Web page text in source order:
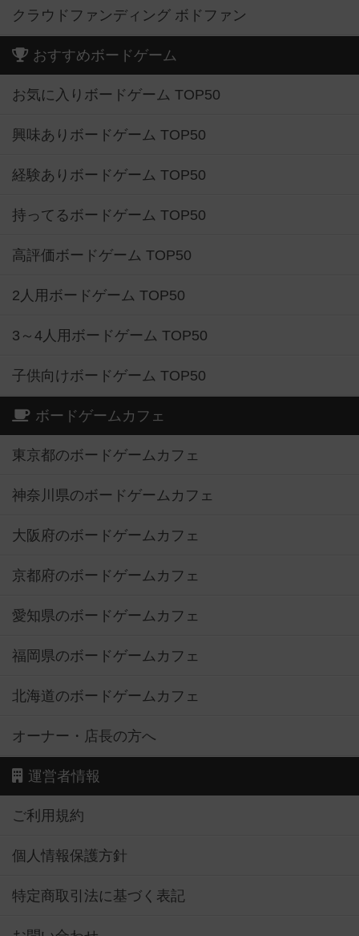
クラウドファンディング ボドファン
おすすめボードゲーム
お気に入りボードゲーム TOP50
興味ありボードゲーム TOP50
経験ありボードゲーム TOP50
持ってるボードゲーム TOP50
高評価ボードゲーム TOP50
2人用ボードゲーム TOP50
3～4人用ボードゲーム TOP50
子供向けボードゲーム TOP50
ボードゲームカフェ
東京都のボードゲームカフェ
神奈川県のボードゲームカフェ
大阪府のボードゲームカフェ
京都府のボードゲームカフェ
愛知県のボードゲームカフェ
福岡県のボードゲームカフェ
北海道のボードゲームカフェ
オーナー・店長の方へ
運営者情報
ご利用規約
個人情報保護方針
特定商取引法に基づく表記